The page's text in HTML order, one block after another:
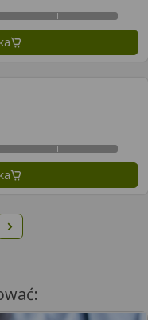
Następna strona